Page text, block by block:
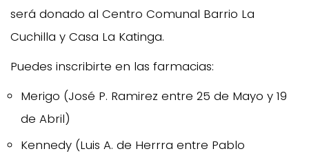
será donado al Centro Comunal Barrio La
Cuchilla y Casa La Katinga.
Puedes inscribirte en las farmacias:
Merigo (José P. Ramirez entre 25 de Mayo y 19
de Abril)
Kennedy (Luis A. de Herrra entre Pablo